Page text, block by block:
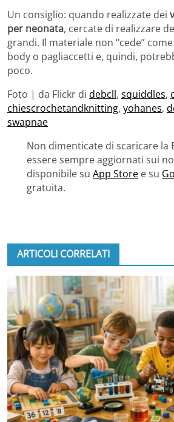
Un consiglio: quando realizzate dei
per neonata, cercate di realizzare
grandi. Il materiale non “cede”
body o pagliaccetti e, quindi,
poco.
Foto | da Flickr di debcll, squiddles,
chiescrochetandknitting, yohanes,
swapnae
Non dimenticate di scaricare la
essere sempre aggiornati sui
disponibile su App Store e su
gratuita.
ARTICOLI CORRELATI